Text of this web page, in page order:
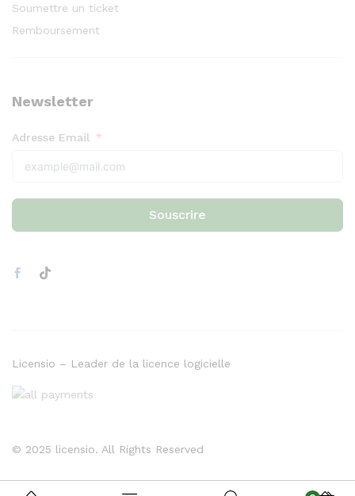
Soumettre un ticket
Remboursement
Newsletter
Adresse Email
Souscrire
© 2025 licensio. All Rights Reserved
Licensio – Leader de la licence logicielle